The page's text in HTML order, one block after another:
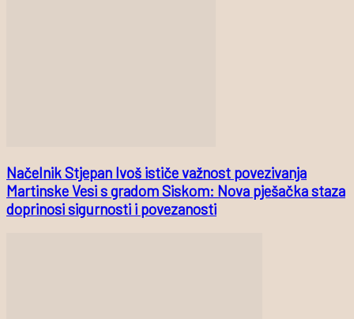
Načelnik Stjepan Ivoš ističe važnost povezivanja
Martinske Vesi s gradom Siskom: Nova pješačka staza
doprinosi sigurnosti i povezanosti